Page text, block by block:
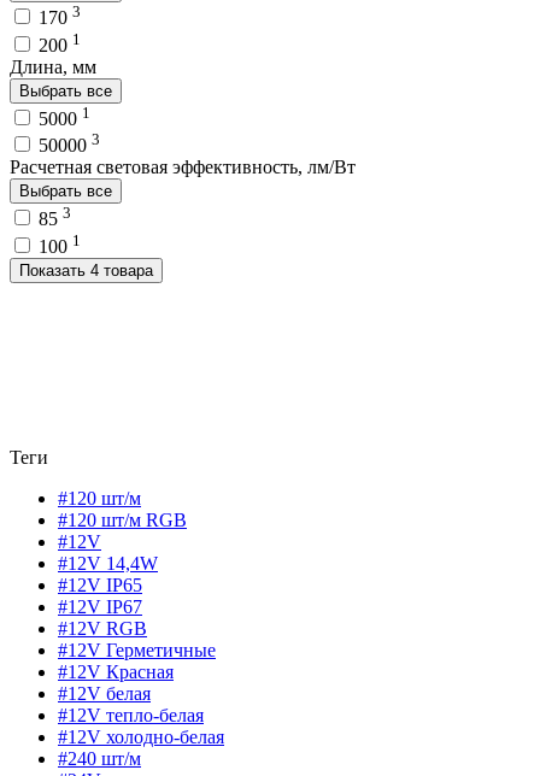
170 3
200 1
Длина, мм
Выбрать все
5000 1
50000 3
Расчетная световая эффективность, лм/Вт
Выбрать все
85 3
100 1
Показать 4 товара
Теги
#120 шт/м
#120 шт/м RGB
#12V
#12V 14,4W
#12V IP65
#12V IP67
#12V RGB
#12V Герметичные
#12V Красная
#12V белая
#12V тепло-белая
#12V холодно-белая
#240 шт/м